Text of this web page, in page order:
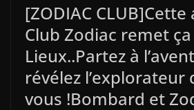
[ZODIAC CLUB]Cette
Club Zodiac remet
Lieux..Partez à
révélez l’explorateur
vous !Bombard et